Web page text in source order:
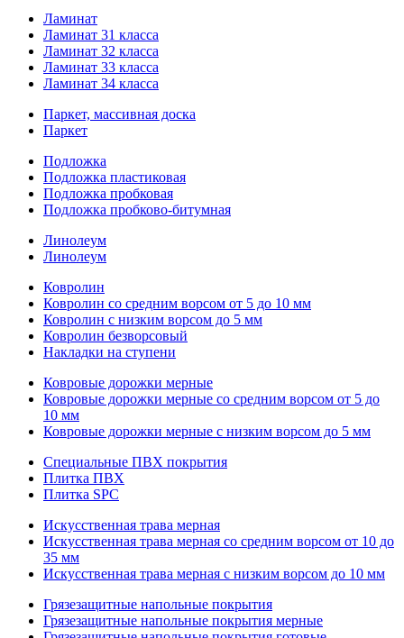
Ламинат
Ламинат 31 класса
Ламинат 32 класса
Ламинат 33 класса
Ламинат 34 класса
Паркет, массивная доска
Паркет
Подложка
Подложка пластиковая
Подложка пробковая
Подложка пробково-битумная
Линолеум
Линолеум
Ковролин
Ковролин со средним ворсом от 5 до 10 мм
Ковролин с низким ворсом до 5 мм
Ковролин безворсовый
Накладки на ступени
Ковровые дорожки мерные
Ковровые дорожки мерные со средним ворсом от 5 до
10 мм
Ковровые дорожки мерные с низким ворсом до 5 мм
Специальные ПВХ покрытия
Плитка ПВХ
Плитка SPC
Искуccтвенная трава мерная
Искусственная трава мерная со средним ворсом от 10 до
35 мм
Искусственная трава мерная с низким ворсом до 10 мм
Грязезащитные напольные покрытия
Грязезащитные напольные покрытия мерные